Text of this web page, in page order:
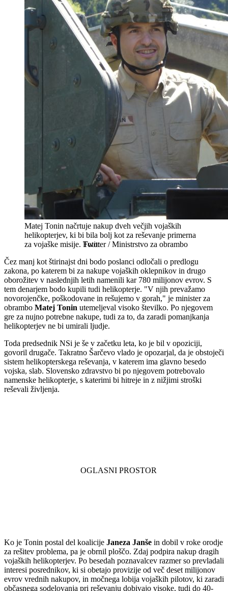
Matej Tonin načrtuje nakup dveh večjih vojaških
helikopterjev, ki bi bila bolj kot za reševanje primerna
za vojaške misije. Twitter / Ministrstvo za obrambo
Čez manj kot štirinajst dni bodo poslanci odločali o predlogu
zakona, po katerem bi za nakupe vojaških oklepnikov in drugo
oborožitev v naslednjih letih namenili kar 780 milijonov evrov. S
tem denarjem bodo kupili tudi helikopterje. "V njih prevažamo
novorojenčke, poškodovane in rešujemo v gorah," je minister za
obrambo Matej Tonin utemeljeval visoko številko. Po njegovem
gre za nujno potrebne nakupe, tudi za to, da zaradi pomanjkanja
helikopterjev ne bi umirali ljudje.
Toda predsednik NSi je še v začetku leta, ko je bil v opoziciji,
govoril drugače. Takratno Šarčevo vlado je opozarjal, da je obstoječi
sistem helikopterskega reševanja, v katerem ima glavno besedo
vojska, slab. Slovensko zdravstvo bi po njegovem potrebovalo
namenske helikopterje, s katerimi bi hitreje in z nižjimi stroški
reševali življenja.
Ko je Tonin postal del koalicije Janeza Janše in dobil v roke orodje
za rešitev problema, pa je obrnil ploščo. Zdaj podpira nakup dragih
vojaških helikopterjev. Po besedah poznavalcev razmer so prevladali
interesi posrednikov, ki si obetajo provizije od več deset milijonov
evrov vrednih nakupov, in močnega lobija vojaških pilotov, ki zaradi
občasnega sodelovanja pri reševanju dobivajo visoke, tudi do 40-